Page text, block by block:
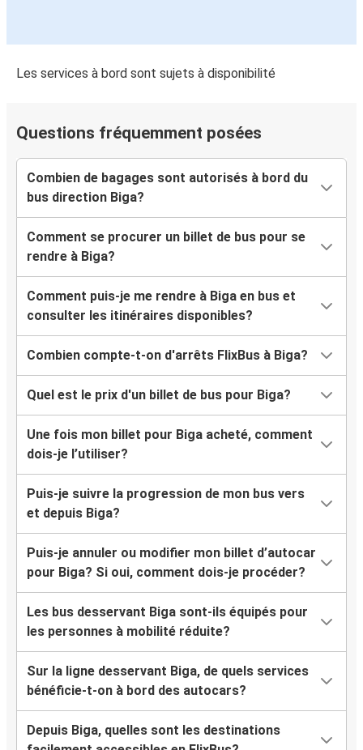
Les services à bord sont sujets à disponibilité
Questions fréquemment posées
Combien de bagages sont autorisés à bord du
bus direction Biga?
Comment se procurer un billet de bus pour se
rendre à Biga?
Comment puis-je me rendre à Biga en bus et
consulter les itinéraires disponibles?
Combien compte-t-on d'arrêts FlixBus à Biga?
Quel est le prix d'un billet de bus pour Biga?
Une fois mon billet pour Biga acheté, comment
dois-je l’utiliser?
Puis-je suivre la progression de mon bus vers
et depuis Biga?
Puis-je annuler ou modifier mon billet d’autocar
pour Biga? Si oui, comment dois-je procéder?
Les bus desservant Biga sont-ils équipés pour
les personnes à mobilité réduite?
Sur la ligne desservant Biga, de quels services
bénéficie-t-on à bord des autocars?
Depuis Biga, quelles sont les destinations